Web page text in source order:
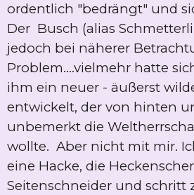
ordentlich "bedrängt" und
Der Busch (alias
jedoch bei näherer
Problem....vielmehr hatte
ihm ein neuer - äußerst
entwickelt, der von hinten
unbemerkt die
wollte. Aber nicht mit mir.
eine Hacke, die
Seitenschneider und schritt